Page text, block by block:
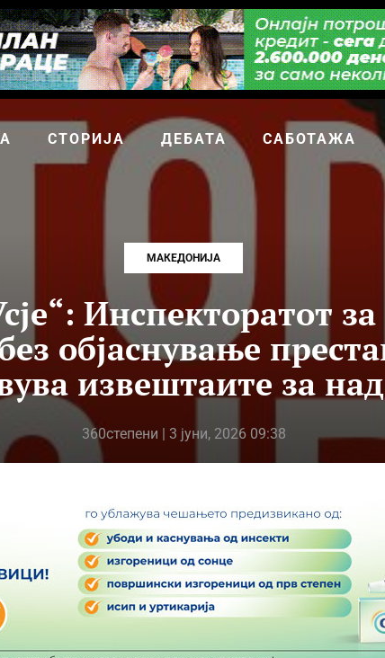
СТОРИЈА ДЕБАТА САБОТАЖА
МАКЕДОНИЈА
Инспекторатот
објаснување
извештаите за
360степени | 3 јуни, 2026 09:38